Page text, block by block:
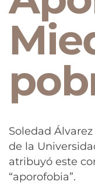
Soledad
de la
atribuyó este
“aporofobia”.